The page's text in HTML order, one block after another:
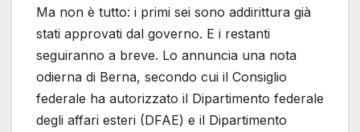
Ma non è tutto: i primi sei sono addirittura già
stati approvati dal governo. E i restanti
seguiranno a breve. Lo annuncia una nota
odierna di Berna, secondo cui il Consiglio
federale ha autorizzato il Dipartimento federale
degli affari esteri (DFAE) e il Dipartimento